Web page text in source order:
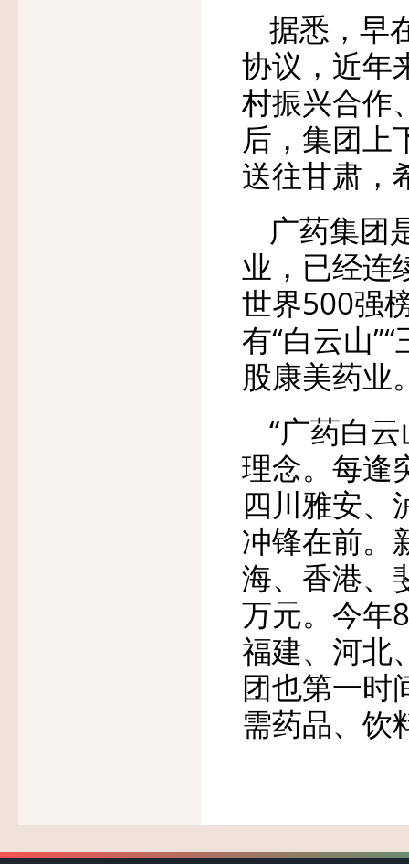
据悉，早
协议，近年
村振兴合作
后，集团上
送往甘肃，
广药集团
业，已经连
世界500强
有“白云山
股康美药业
“广药白
理念。每逢
四川雅安、
冲锋在前。
海、香港、
万元。今年
福建、河北
团也第一时
需药品、饮